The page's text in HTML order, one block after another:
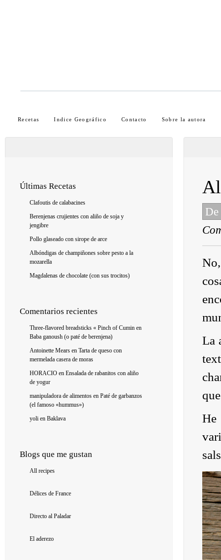
Recetas Indice Geográfico Contacto Sobre la autora
Últimas Recetas
Clafoutis de calabacines
Berenjenas crujientes con aliño de soja y
jengibre
Pollo glaseado con sirope de arce
Albóndigas de champiñones sobre pesto a la
mozarella
Magdalenas de chocolate (con sus trocitos)
Comentarios recientes
Three-flavored breadsticks « Pinch of Cumin en
Baba ganoush (o paté de berenjena)
Antoinette Mears en Tarta de queso con
mermelada casera de moras
HORACIO en Ensalada de rabanitos con aliño
de yogur
manipuladora de alimentos en Paté de garbanzos
(el famoso «hummus»)
yoli en Baklava
Blogs que me gustan
All recipes
Délices de France
Directo al Paladar
El aderezo
La
He